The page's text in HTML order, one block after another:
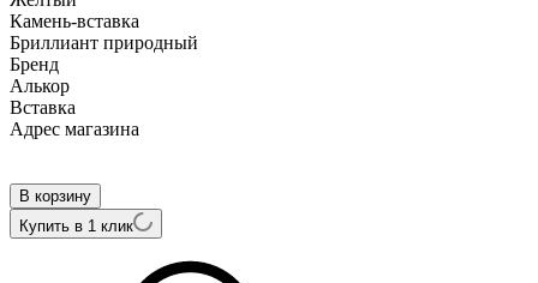
Камень-вставка
Бриллиант природный
Бренд
Алькор
Вcтавка
Адрес магазина
В корзину
Купить в 1 клик